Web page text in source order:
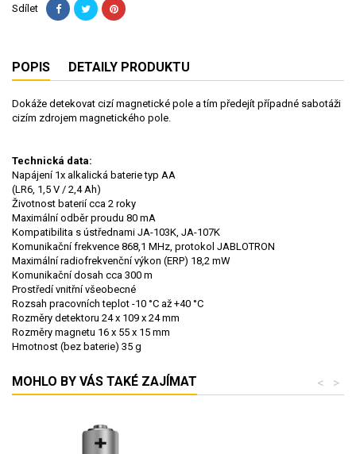
Sdílet
POPIS DETAILY PRODUKTU
Dokáže detekovat cizí magnetické pole a tím předejít případné sabotáži
cizím zdrojem magnetického pole.
Technická data:
Napájení 1x alkalická baterie typ AA
(LR6, 1,5 V / 2,4 Ah)
Životnost baterií cca 2 roky
Maximální odběr proudu 80 mA
Kompatibilita s ústřednami JA-103K, JA-107K
Komunikační frekvence 868,1 MHz, protokol JABLOTRON
Maximální radiofrekvenční výkon (ERP) 18,2 mW
Komunikační dosah cca 300 m
Prostředí vnitřní všeobecné
Rozsah pracovních teplot -10 °C až +40 °C
Rozměry detektoru 24 x 109 x 24 mm
Rozměry magnetu 16 x 55 x 15 mm
Hmotnost (bez baterie) 35 g
MOHLO BY VÁS TAKÉ ZAJÍMAT >
<